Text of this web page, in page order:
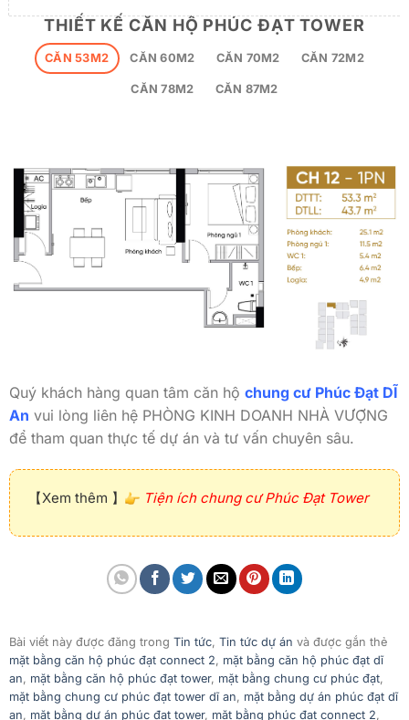
THIẾT KẾ CĂN HỘ PHÚC ĐẠT TOWER
CĂN 53M2 CĂN 60M2 CĂN 70M2 CĂN 72M2
CĂN 78M2 CĂN 87M2
Quý khách hàng quan tâm căn hộ chung cư Phúc Đạt DĨ
An vui lòng liên hệ PHÒNG KINH DOANH NHÀ VƯỢNG
để tham quan thực tế dự án và tư vấn chuyên sâu.
【Xem thêm 】 Tiện ích chung cư Phúc Đạt Tower
Bài viết này được đăng trong Tin tức, Tin tức dự án và được gắn thẻ
mặt bằng căn hộ phúc đạt connect 2, mặt bằng căn hộ phúc đạt dĩ
an, mặt bằng căn hộ phúc đạt tower, mặt bằng chung cư phúc đạt,
mặt bằng chung cư phúc đạt tower dĩ an, mặt bằng dự án phúc đạt dĩ
an, mặt bằng dự án phúc đạt tower, mặt bằng phúc đạt connect 2,